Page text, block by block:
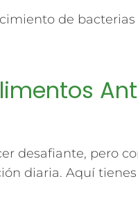
de
desafiante, pero
diaria. Aquí